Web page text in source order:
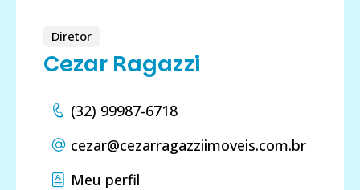
Diretor
Cezar Ragazzi
(32) 99987-6718
cezar@cezarragazziimoveis.com.br
Meu perfil